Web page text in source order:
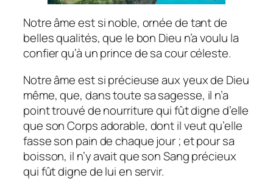
Notre âme est si noble, ornée de tant de
belles qualités, que le bon Dieu n’a voulu la
confier qu’à un prince de sa cour céleste.
Notre âme est si précieuse aux yeux de Dieu
même, que, dans toute sa sagesse, il n’a
point trouvé de nourriture qui fût digne d’elle
que son Corps adorable, dont il veut qu’elle
fasse son pain de chaque jour ; et pour sa
boisson, il n’y avait que son Sang précieux
qui fût digne de lui en servir.